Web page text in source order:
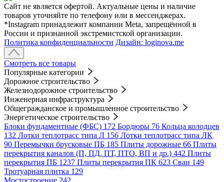
Сайт не является офертой. Актуальные цены и наличие
товаров уточняйте по телефону или в мессенджерах.
*Instagram принадлежит компании Meta, запрещённой в
России и признанной экстремистской организации.
Политика конфиденциальности Дизайн: loginova.me
Смотреть все товары
Популярные категории
Дорожное строительство
Железнодорожное строительство
Инженерная инфраструктура
Общегражданское и промышленное строительство
Энергетическое строительство
Блоки фундаментные (ФБС) 172 Бордюры 76 Кольца колодцев
132 Лотки теплотрасс типа Л 156 Лотки теплотрасс типа ЛК
90 Перемычки брусковые ПБ 185 Плиты дорожные 66 Плиты
перекрытия каналов (П, ПД, ПТ, ПТО, ВП и др.) 442 Плиты
перекрытия ПБ 1237 Плиты перекрытия ПК 623 Сваи 149
Тротуарная плитка 129
Мостостроение 242